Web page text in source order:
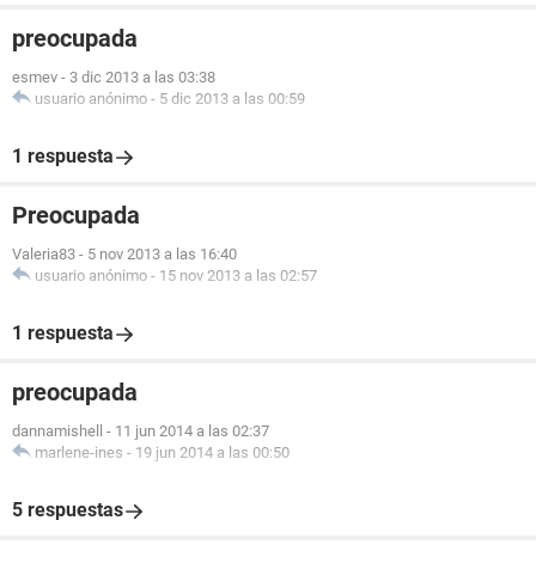
preocupada
esmev - 3 dic 2013 a las 03:38
usuario anónimo - 5 dic 2013 a las 00:59
1 respuesta
Preocupada
Valeria83 - 5 nov 2013 a las 16:40
usuario anónimo - 15 nov 2013 a las 02:57
1 respuesta
preocupada
dannamishell - 11 jun 2014 a las 02:37
marlene-ines - 19 jun 2014 a las 00:50
5 respuestas